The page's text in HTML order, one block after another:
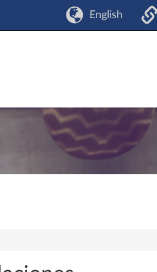
English